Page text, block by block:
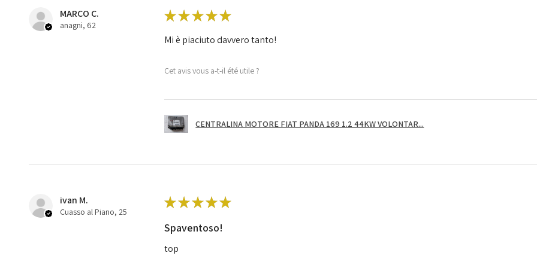
MARCO C.
anagni, 62
★★★★★
Mi è piaciuto davvero tanto!
Cet avis vous a-t-il été utile ?
CENTRALINA MOTORE FIAT PANDA 169 1.2 44KW VOLONTAR...
ivan M.
Cuasso al Piano, 25
★★★★★
Spaventoso!
top